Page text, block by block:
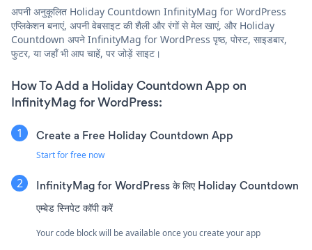
अपनी अनुकूलित Holiday Countdown InfinityMag for WordPress
एप्लिकेशन बनाएं, अपनी वेबसाइट की शैली और रंगों से मेल खाएं, और Holiday
Countdown अपने InfinityMag for WordPress पृष्ठ, पोस्ट, साइडबार,
फुटर, या जहाँ भी आप चाहें, पर जोड़ें साइट।
How To Add a Holiday Countdown App on
InfinityMag for WordPress:
Create a Free Holiday Countdown App
Start for free now
InfinityMag for WordPress के लिए Holiday Countdown
एम्बेड स्निपेट कॉपी करें
Your code block will be available once you create your app